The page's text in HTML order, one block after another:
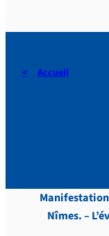
Accueil
Nîmes. –